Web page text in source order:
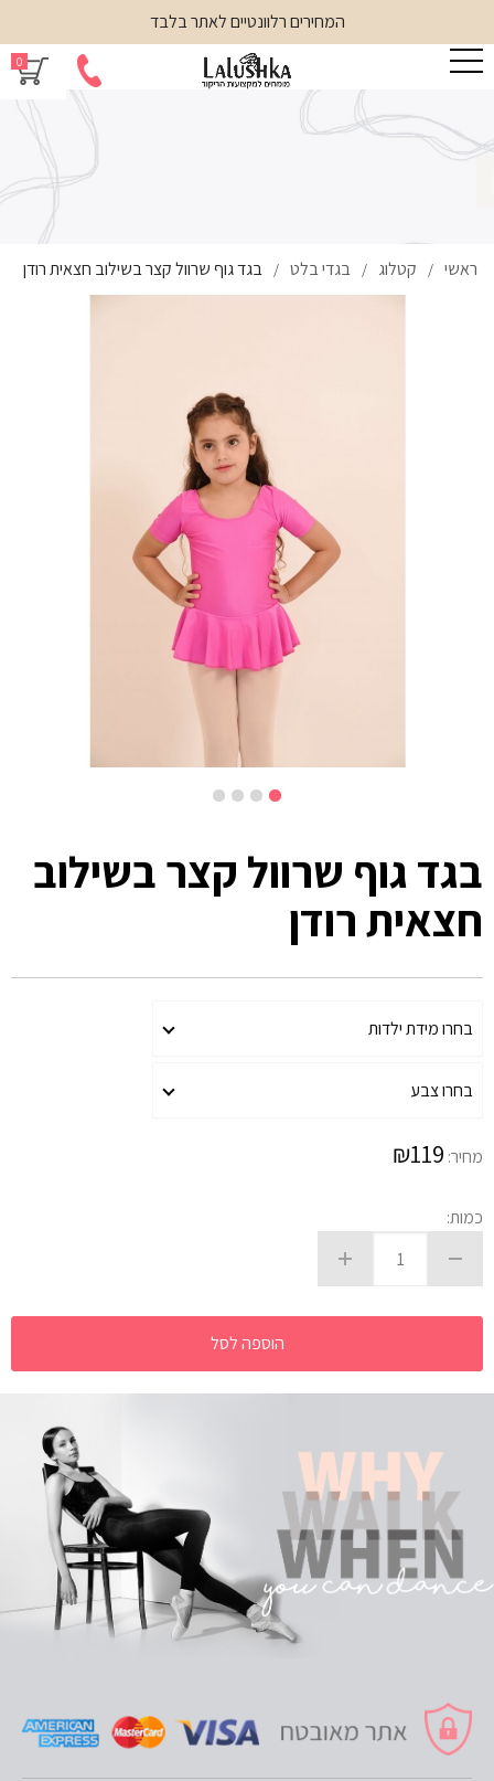
המחירים רלוונטיים לאתר בלבד
0
ראשי / קטלוג / בגדי בלט / בגד גוף שרוול קצר בשילוב חצאית רודן
בגד גוף שרוול קצר בשילוב
חצאית רודן
מחיר: ₪119
כמות:
הוספה לסל